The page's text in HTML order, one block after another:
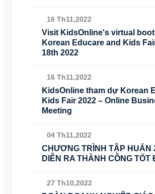
16 Th11,2022
Visit KidsOnline's virtual
Korean Educare and Kids
18th 2022
16 Th11,2022
KidsOnline tham dự Korean
Kids Fair 2022 – Online
Meeting
04 Th11,2022
CHƯƠNG TRÌNH TẬP HUẤN
DIỄN RA THÀNH CÔNG TỐT
27 Th10,2022